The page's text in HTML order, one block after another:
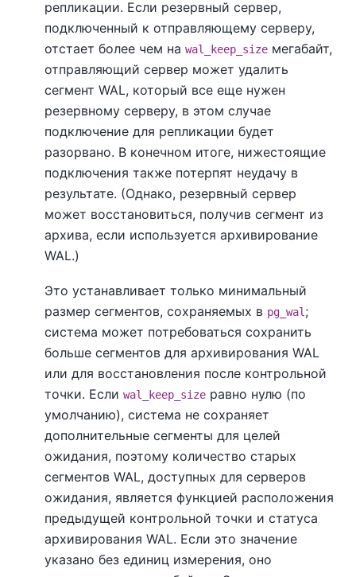
репликации. Если резервный сервер,
подключенный к отправляющему серверу,
отстает более чем на wal_keep_size мегабайт,
отправляющий сервер может удалить
сегмент WAL, который все еще нужен
резервному серверу, в этом случае
подключение для репликации будет
разорвано. В конечном итоге, нижестоящие
подключения также потерпят неудачу в
результате. (Однако, резервный сервер
может восстановиться, получив сегмент из
архива, если используется архивирование
WAL.)
Это устанавливает только минимальный
размер сегментов, сохраняемых в pg_wal ;
система может потребоваться сохранить
больше сегментов для архивирования WAL
или для восстановления после контрольной
точки. Если wal_keep_size равно нулю (по
умолчанию), система не сохраняет
дополнительные сегменты для целей
ожидания, поэтому количество старых
сегментов WAL, доступных для серверов
ожидания, является функцией расположения
предыдущей контрольной точки и статуса
архивирования WAL. Если это значение
указано без единиц измерения, оно